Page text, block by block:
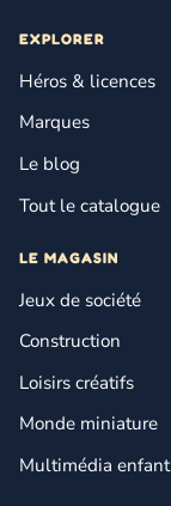
EXPLORER
Héros & licences
Marques
Le blog
Tout le catalogue
LE MAGASIN
Jeux de société
Construction
Loisirs créatifs
Monde miniature
Multimédia enfant